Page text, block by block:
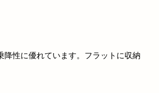
降性に優れています。フラットに収納